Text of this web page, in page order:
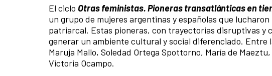
El ciclo Otras feministas. Pioneras transatlánticas en
un grupo de mujeres argentinas y españolas que
patriarcal. Estas pioneras, con trayectorias disruptivas y
generar un ambiente cultural y social diferenciado. Entre
Maruja Mallo, Soledad Ortega Spottorno, María de
Victoria Ocampo.